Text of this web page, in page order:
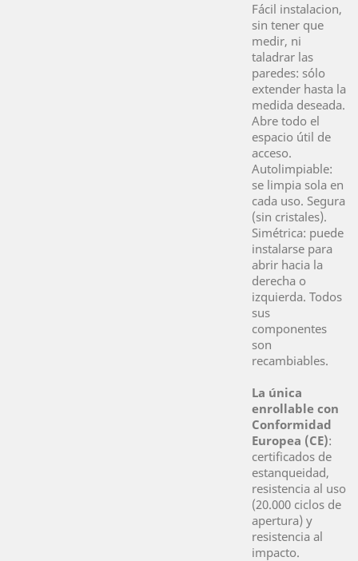
Fácil instalacion,
sin tener que
medir, ni
taladrar las
paredes: sólo
extender hasta la
medida deseada.
Abre todo el
espacio útil de
acceso.
Autolimpiable:
se limpia sola en
cada uso. Segura
(sin cristales).
Simétrica: puede
instalarse para
abrir hacia la
derecha o
izquierda. Todos
sus
componentes
son
recambiables.
La única
enrollable con
Conformidad
Europea (CE):
certificados de
estanqueidad,
resistencia al uso
(20.000 ciclos de
apertura) y
resistencia al
impacto.